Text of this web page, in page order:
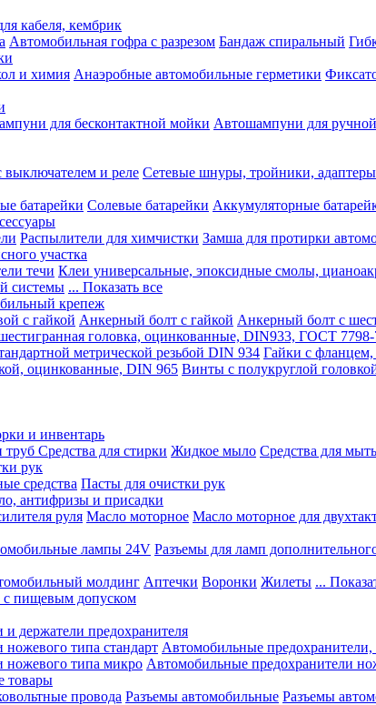
кабеля, кембрик
Автомобильная гофра с разрезом Бандаж спиральный
и химия Анаэробные автомобильные герметики
для бесконтактной мойки Автошампуни для
выключателем и реле Сетевые шнуры, тройники,
батарейки Солевые батарейки Аккумуляторные
Распылители для химчистки Замша для протирки
участка
течи Клеи универсальные, эпоксидные смолы,
системы ... Показать все
крепеж
с гайкой Анкерный болт с гайкой Анкерный болт с
головка, оцинкованные, DIN933, ГОСТ
метрической резьбой DIN 934 Гайки с
оцинкованные, DIN 965 Винты с полукруглой
и инвентарь
труб Средства для стирки Жидкое мыло Средства для
рук
средства Пасты для очистки рук
антифризы и присадки
руля Масло моторное Масло моторное для
лампы 24V Разъемы для ламп
молдинг Аптечки Воронки Жилеты ...
с пищевым допуском
держатели предохранителя
типа стандарт Автомобильные предохранители,
ножевого типа микро Автомобильные предохранители
товары
провода Разъемы автомобильные Разъемы